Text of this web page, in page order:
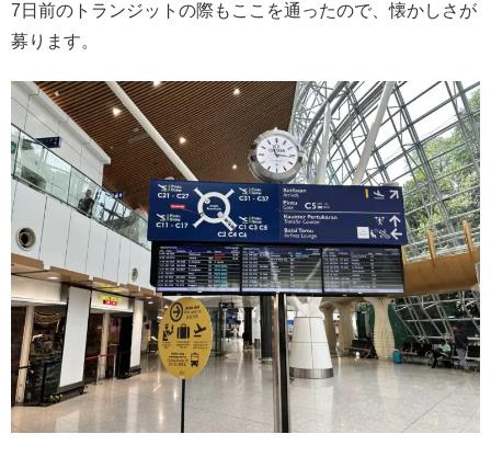
7日前のトランジットの際もここを通ったので、懐かしさが
募ります。